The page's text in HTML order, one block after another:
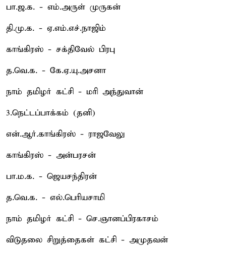
பா.ஜ.க. - எம்.அருள் முருகன்
தி.மு.க. - ஏ.எம்.எச்.நாஜிம்
காங்கிரஸ் - சக்திவேல் பிரபு
த.வெ.க. - கே.ஏ.யு.அசனா
நாம் தமிழர் கட்சி - மரி அந்துவான்
3.நெட்டப்பாக்கம் (தனி)
என்.ஆர்.காங்கிரஸ் - ராஜவேலு
காங்கிரஸ் - அன்பரசன்
பா.ம.க. - ஜெயசந்திரன்
த.வெ.க. - எல்.பெரியசாமி
நாம் தமிழர் கட்சி - செ.ஞானப்பிரகாசம்
விடுதலை சிறுத்தைகள் கட்சி - அமுதவன்